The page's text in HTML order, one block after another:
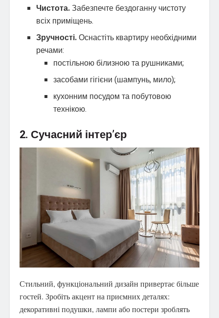
Чистота.Забезпечте бездоганну чистоту
всіх приміщень.
Зручності.Оснастіть квартиру необхідними
речами:
постільною білизною та рушниками;
засобами гігієни (шампунь, мило);
кухонним посудом та побутовою
технікою.
2. Сучасний інтер’єр
Стильний, функціональний дизайн привертає більше
гостей. Зробіть акцент на приємних деталях:
декоративні подушки, лампи або постери зроблять